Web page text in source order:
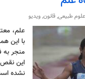
علوم طبیعی,قانون,ویدیو
علم،
با این
منجر به
این
نشده